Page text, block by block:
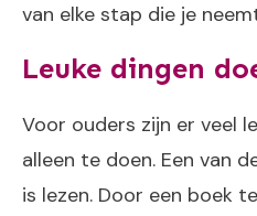
van elke stap die je
Leuke dingen
Voor ouders zijn er veel
alleen te doen. Een van
is lezen. Door een boek